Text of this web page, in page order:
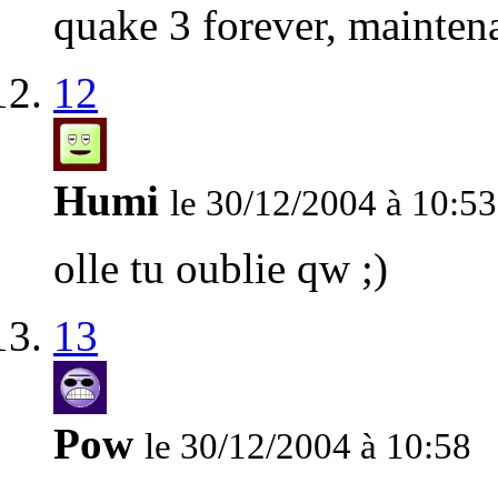
quake 3 forever,
12
Humi le 30/12/2004 à 10:53
olle tu oublie qw ;)
13
Pow le 30/12/2004 à 10:58